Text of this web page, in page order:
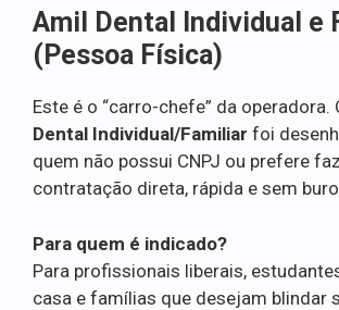
Amil Dental Individual e
(Pessoa Física)
Este é o “carro-chefe” da operadora.
Dental Individual/Familiar foi
quem não possui CNPJ ou prefere
contratação direta, rápida e sem
Para quem é indicado?
Para profissionais liberais,
casa e famílias que desejam blindar